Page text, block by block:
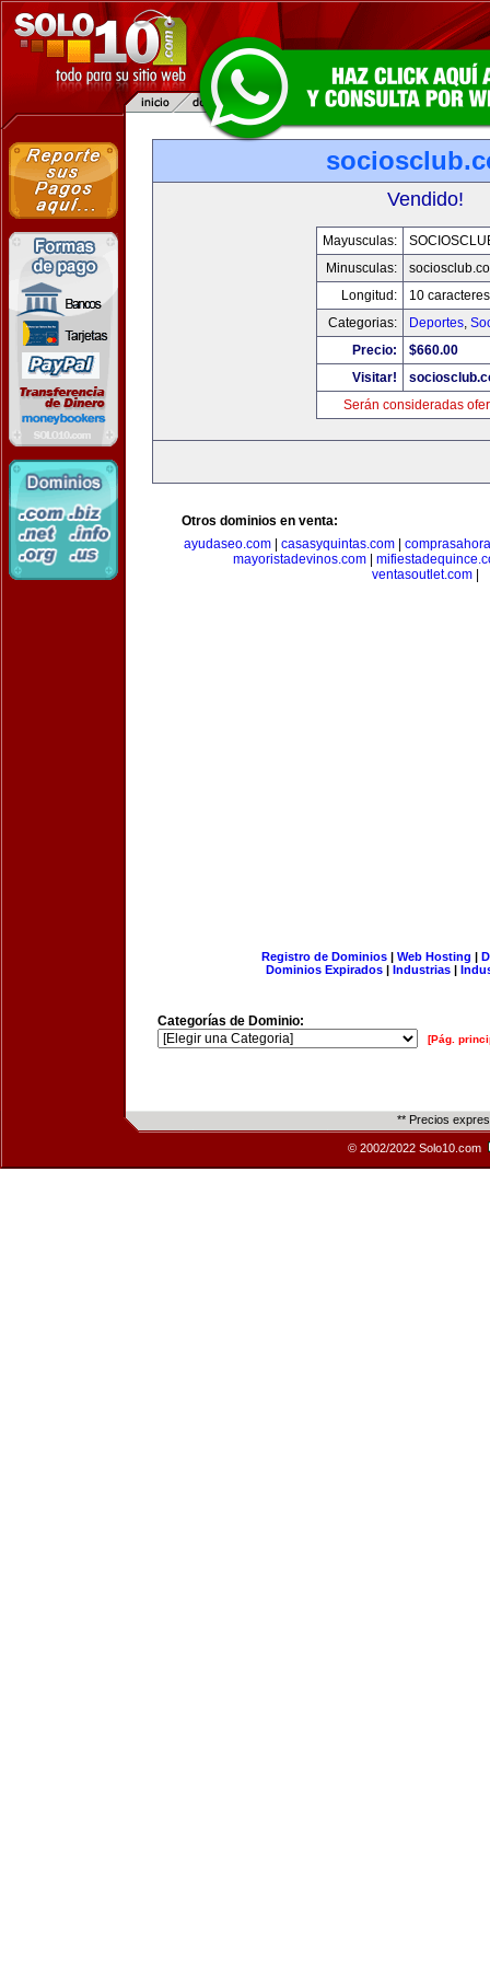
Vendido!
Mayusculas:
Minusculas:
Longitud:
10 caracteres
Categorias:
Deportes,
Precio:
$660.00
Visitar!
Serán consideradas
Otros dominios en venta:
ayudaseo.com
casasyquintas.com
mayoristadevinos.com
ventasoutlet.com
Registro de Dominios| Web Hosting |
Dominios Expirados | Industrias |
Categorías de Dominio:
[Pág.
** Precios
© 2002/2022 Solo10.com